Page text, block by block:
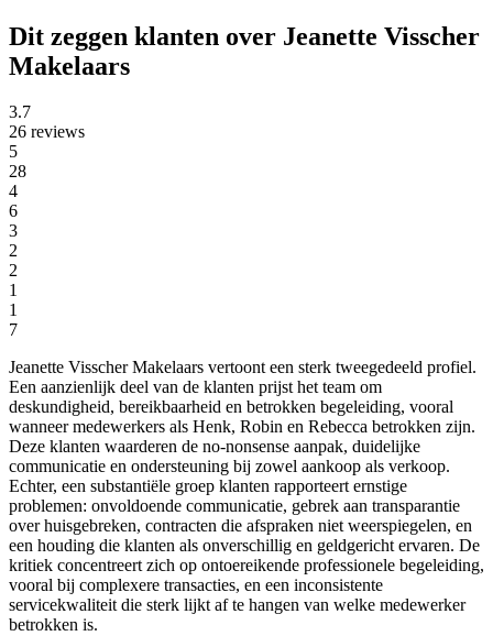
Dit zeggen klanten over Jeanette Visscher
Makelaars
3.7
26 reviews
5
28
4
6
3
2
2
1
1
7
Jeanette Visscher Makelaars vertoont een sterk tweegedeeld profiel.
Een aanzienlijk deel van de klanten prijst het team om
deskundigheid, bereikbaarheid en betrokken begeleiding, vooral
wanneer medewerkers als Henk, Robin en Rebecca betrokken zijn.
Deze klanten waarderen de no-nonsense aanpak, duidelijke
communicatie en ondersteuning bij zowel aankoop als verkoop.
Echter, een substantiële groep klanten rapporteert ernstige
problemen: onvoldoende communicatie, gebrek aan transparantie
over huisgebreken, contracten die afspraken niet weerspiegelen, en
een houding die klanten als onverschillig en geldgericht ervaren. De
kritiek concentreert zich op ontoereikende professionele begeleiding,
vooral bij complexere transacties, en een inconsistente
servicekwaliteit die sterk lijkt af te hangen van welke medewerker
betrokken is.